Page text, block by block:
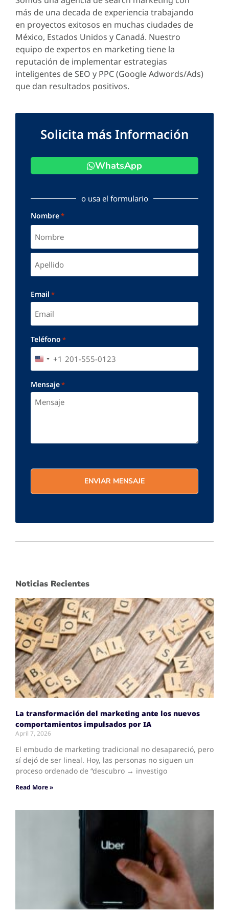
más de una decada de experiencia trabajando
en proyectos exitosos en muchas ciudades de
México, Estados Unidos y Canadá. Nuestro
equipo de expertos en marketing tiene la
reputación de implementar estrategias
inteligentes de SEO y PPC (Google Adwords/Ads)
que dan resultados positivos.
Solicita más Información
WhatsApp
o usa el formulario
Nombre*
Email *
Teléfono *
UNITED STATES +1
+1
Mensaje*
Noticias Recientes
La transformación del marketing ante los nuevos
comportamientos impulsados por IA
April 7, 2026
El embudo de marketing tradicional no desapareció, pero
sí dejó de ser lineal. Hoy, las personas no siguen un
proceso ordenado de “descubro → investigo
Read More »